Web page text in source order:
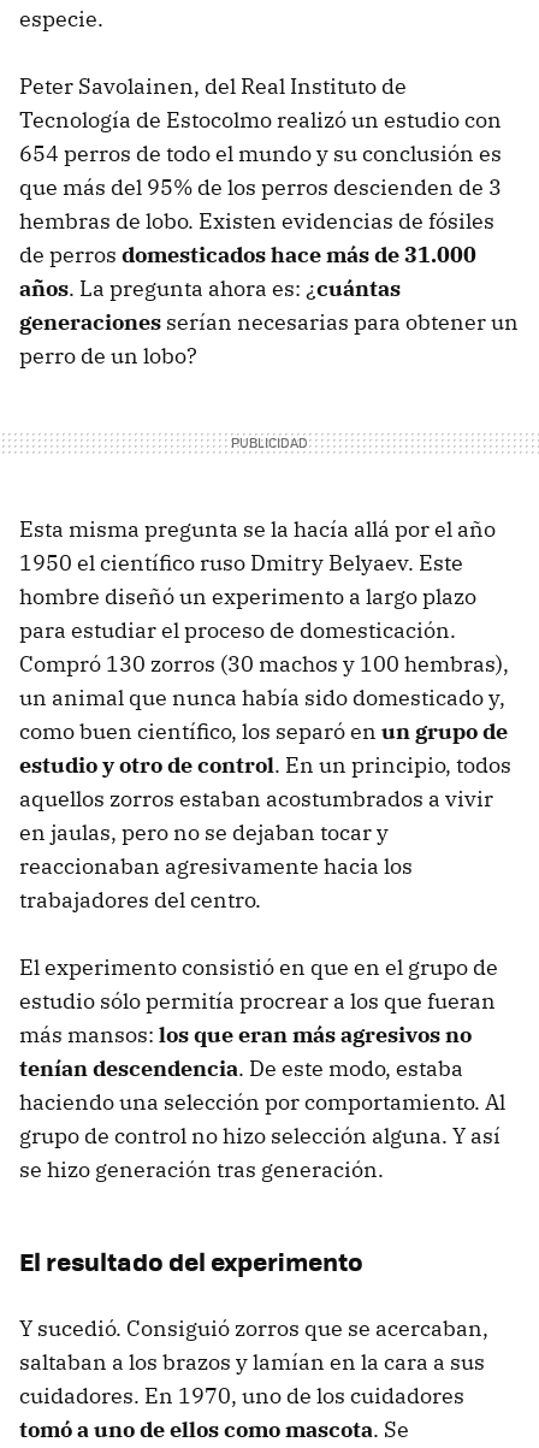
especie.
Peter Savolainen, del Real Instituto de
Tecnología de Estocolmo realizó un estudio con
654 perros de todo el mundo y su conclusión es
que más del 95% de los perros descienden de 3
hembras de lobo. Existen evidencias de fósiles
de perros domesticados hace más de 31.000
años. La pregunta ahora es: ¿cuántas
generaciones serían necesarias para obtener un
perro de un lobo?
Esta misma pregunta se la hacía allá por el año
1950 el científico ruso Dmitry Belyaev. Este
hombre diseñó un experimento a largo plazo
para estudiar el proceso de domesticación.
Compró 130 zorros (30 machos y 100 hembras),
un animal que nunca había sido domesticado y,
como buen científico, los separó en un grupo de
estudio y otro de control. En un principio, todos
aquellos zorros estaban acostumbrados a vivir
en jaulas, pero no se dejaban tocar y
reaccionaban agresivamente hacia los
trabajadores del centro.
El experimento consistió en que en el grupo de
estudio sólo permitía procrear a los que fueran
más mansos: los que eran más agresivos no
tenían descendencia. De este modo, estaba
haciendo una selección por comportamiento. Al
grupo de control no hizo selección alguna. Y así
se hizo generación tras generación.
El resultado del experimento
Y sucedió. Consiguió zorros que se acercaban,
saltaban a los brazos y lamían en la cara a sus
cuidadores. En 1970, uno de los cuidadores
tomó a uno de ellos como mascota. Se